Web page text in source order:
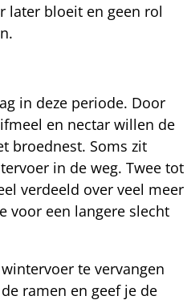
later bloeit en geen rol
in deze periode. Door
en nectar willen de
broednest. Soms zit
in de weg. Twee tot
verdeeld over veel meer
voor een langere slecht
te vervangen
ramen en geef je de